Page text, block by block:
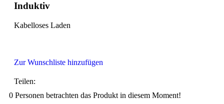
Induktiv
Kabelloses Laden
Zur Wunschliste hinzufügen
Teilen:
0 Personen betrachten das Produkt in diesem Moment!